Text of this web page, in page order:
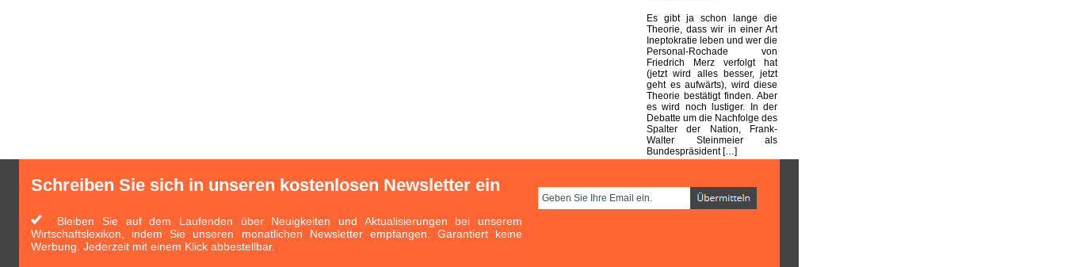
Es gibt ja schon lange die
Theorie, dass wir in einer Art
Ineptokratie leben und wer die
Personal-Rochade von
Friedrich Merz verfolgt hat
(jetzt wird alles besser, jetzt
geht es aufwärts), wird diese
Theorie bestätigt finden. Aber
es wird noch lustiger. In der
Debatte um die Nachfolge des
Spalter der Nation, Frank-
Walter Steinmeier als
Bundespräsident […]
Schreiben Sie sich in unseren kostenlosen Newsletter ein
Bleiben Sie auf dem Laufenden über Neuigkeiten und Aktualisierungen bei unserem
Wirtschaftslexikon, indem Sie unseren monatlichen Newsletter empfangen. Garantiert keine
Werbung. Jederzeit mit einem Klick abbestellbar.